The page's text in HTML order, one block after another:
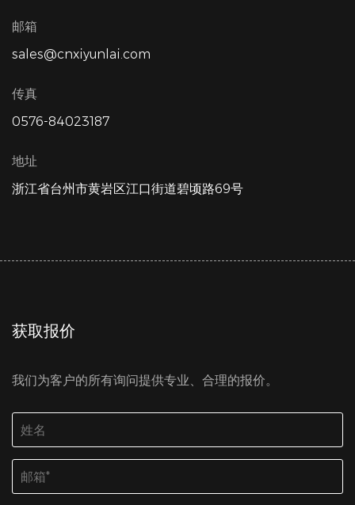
邮箱
sales@cnxiyunlai.com
传真
0576-84023187
地址
浙江省台州市黄岩区江口街道碧顷路69号
获取报价
我们为客户的所有询问提供专业、合理的报价。